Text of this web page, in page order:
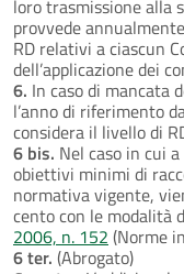
loro trasmissione alla
provvede
RD relativi a ciascun
dell’applicazione dei
6. In caso di mancata
l’anno di riferimento
considera il livello di
6 bis. Nel caso in cui
obiettivi minimi di
normativa vigente,
cento con le modalità
2006, n. 152 (Norme
6 ter. (Abrogato)